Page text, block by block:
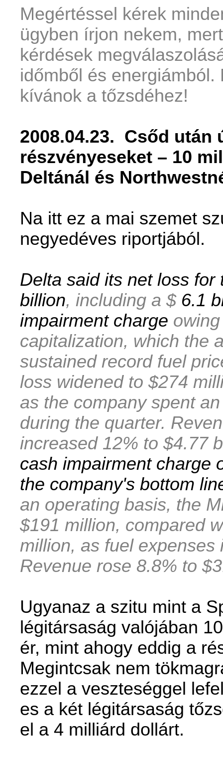
Megértéssel kérek
ügyben írjon nekem,
kérdések
időmből és
kívánok a tőzsdéhez!
2008.04.23. Csőd után
részvényeseket – 10
Deltánál és
Na itt ez a mai szemet
negyedéves riportjából.
Delta said its net loss
billion, including a $ 6.1
impairment charge
capitalization, which the
sustained record fuel
loss widened to $274
as the company spent
during the quarter.
increased 12% to $4.77
cash impairment charge
the company's bottom
an operating basis, the
$191 million, compared
million, as fuel
Revenue rose 8.8% to
Ugyanaz a szitu mint a
légitársaság valójában
ér, mint ahogy eddig a
Megintcsak nem
ezzel a veszteséggel
es a két légitársaság
el a 4 milliárd dollárt.